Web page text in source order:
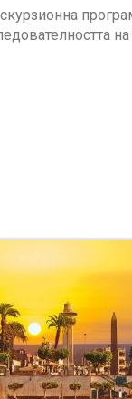
на